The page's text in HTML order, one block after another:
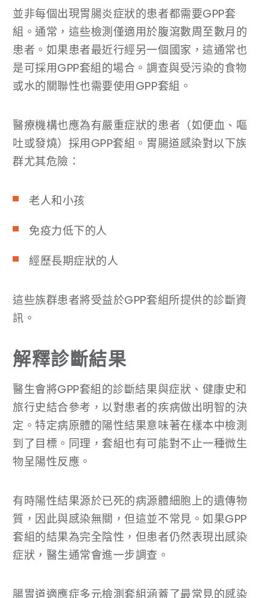
並非每個出現胃腸炎症狀的患者都需要GPP套
組。通常，這些檢測僅適用於腹瀉數周至數月的
患者。如果患者最近行經另一個國家，這通常也
是可採用GPP套組的場合。調查與受污染的食物
或水的關聯性也需要使用GPP套組。
醫療機構也應為有嚴重症狀的患者（如便血、嘔
吐或發燒）採用GPP套組。胃腸道感染對以下族
群尤其危險：
老人和小孩
免疫力低下的人
經歷長期症狀的人
這些族群患者將受益於GPP套組所提供的診斷資
訊。
解釋診斷結果
醫生會將GPP套組的診斷結果與症狀、健康史和
旅行史結合參考，以對患者的疾病做出明智的決
定。特定病原體的陽性結果意味著在樣本中檢測
到了目標。同理，套組也有可能對不止一種微生
物呈陽性反應。
有時陽性結果源於已死的病源體細胞上的遺傳物
質，因此與感染無關，但這並不常見。如果GPP
套組的結果為完全陰性，但患者仍然表現出感染
症狀，醫生通常會進一步調查。
腸胃道適應症多元檢測套組涵蓋了最常見的感染